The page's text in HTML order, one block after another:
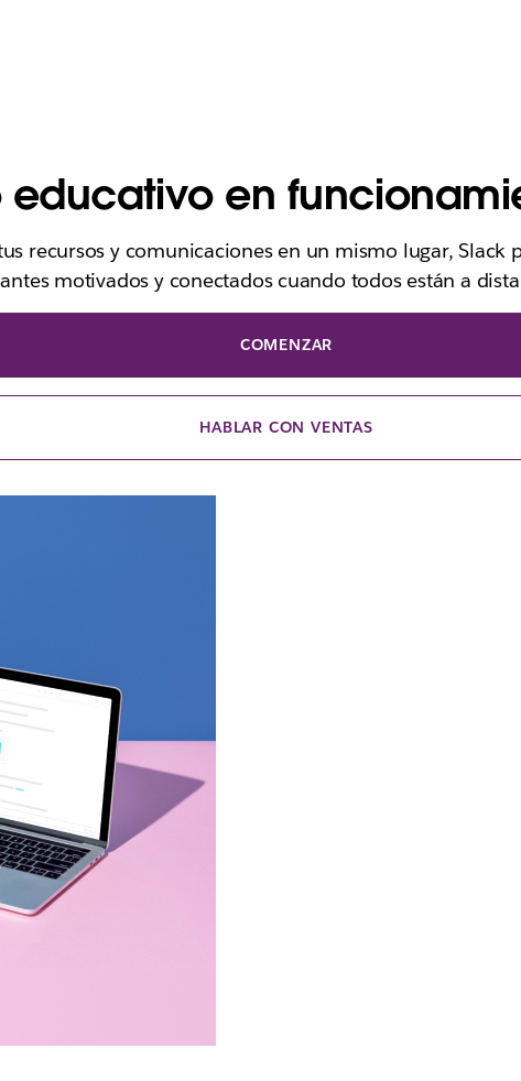
educativo en
recursos y comunicaciones en un mismo lugar, Slack
motivados y conectados cuando todos están a
COMENZAR
HABLAR CON VENTAS